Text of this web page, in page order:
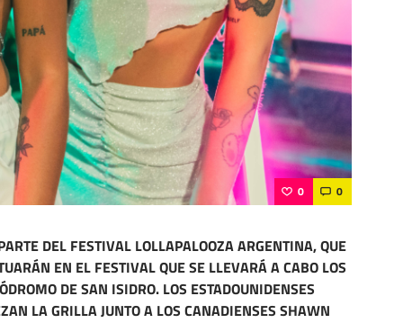
0 0
DEL FESTIVAL LOLLAPALOOZA ARGENTINA, QUE
EN EL FESTIVAL QUE SE LLEVARÁ A CABO LOS
DE SAN ISIDRO. LOS ESTADOUNIDENSES
LA GRILLA JUNTO A LOS CANADIENSES SHAWN